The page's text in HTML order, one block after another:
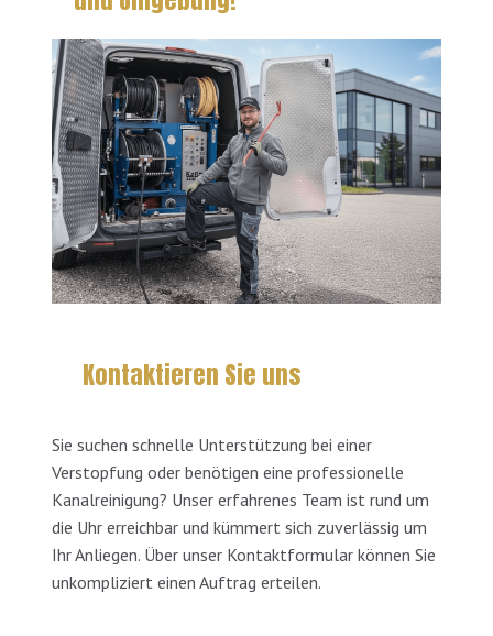
Kontaktieren Sie uns
Sie suchen schnelle Unterstützung bei einer
Verstopfung oder benötigen eine professionelle
Kanalreinigung? Unser erfahrenes Team ist rund um
die Uhr erreichbar und kümmert sich zuverlässig um
Ihr Anliegen. Über unser Kontaktformular können Sie
unkompliziert einen Auftrag erteilen.